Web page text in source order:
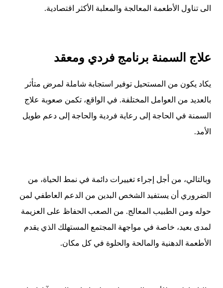
الى تناول الأطعمة المعالجة والمعلبة الأكثر اقتصادية.
علاج السمنة برنامج فردي ومعقد
يكاد يكون من المستحيل توفير استجابة شاملة لمرض متأثر
بالعديد من العوامل المختلفة. في الواقع، تكمن صعوبة علاج
السمنة في الحاجة إلى رعاية فردية والحاجة إلى دعم طويل
الأمد.
وبالتالي، من أجل إجراء تغييرات دائمة في نمط الحياة، من
الضروري أن يستفيد الشخص البدين من الدعم العاطفي لمن
حوله ومن الطبيب المعالج. من الصعب الحفاظ على العزيمة
لمدى بعيد، خاصة في مواجهة المجتمع المستهلك الذي يقدم
الأطعمة الدهنية والمالحة والحلوة في كل مكان.